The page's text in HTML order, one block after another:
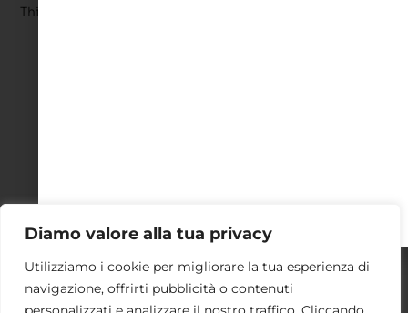
Diamo valore alla tua privacy
Utilizziamo i cookie per migliorare la tua esperienza di
navigazione, offrirti pubblicità o contenuti
This is